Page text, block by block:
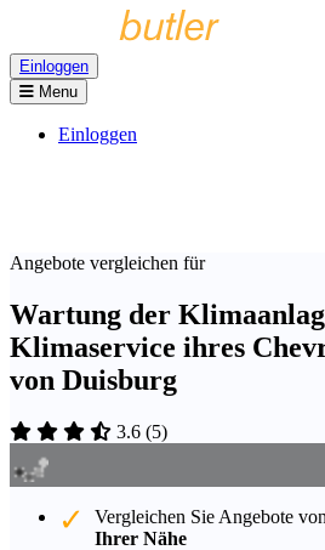
Einloggen
Menu
Einloggen
Angebote vergleichen für
Wartung der
Klimaservice ihres
von Duisburg
3.6 (5)
Vergleichen Sie Angebote von
Ihrer Nähe